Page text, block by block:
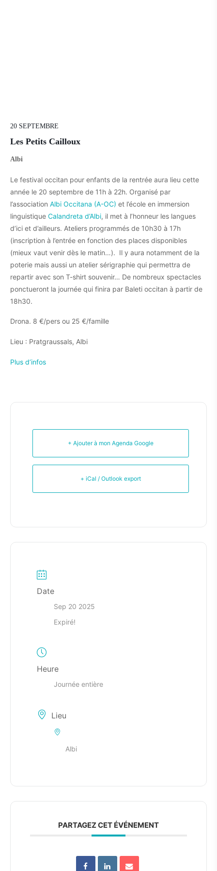
20 SEPTEMBRE
Les Petits Cailloux
Albi
Le festival occitan pour enfants de la rentrée aura lieu cette
année le 20 septembre de 11h à 22h. Organisé par
l’associationAlbi Occitana (A-OC) et l’école en immersion
linguistiqueCalandreta d’Albi, il met à l’honneur les langues
d’ici et d’ailleurs. Ateliers programmés de 10h30 à 17h
(inscription à l’entrée en fonction des places disponibles
(mieux vaut venir dès le matin…). Il y aura notamment de la
poterie mais aussi un atelier sérigraphie qui permettra de
repartir avec son T-shirt souvenir… De nombreux spectacles
ponctueront la journée qui finira par Baleti occitan à partir de
18h30.
Drona. 8 €/pers ou 25 €/famille
Lieu : Pratgraussals, Albi
Plus d’infos
+ Ajouter à mon Agenda Google
+ iCal / Outlook export
Date
Sep 20 2025
Expiré!
Heure
Journée entière
Lieu
Albi
PARTAGEZ CET ÉVÉNEMENT